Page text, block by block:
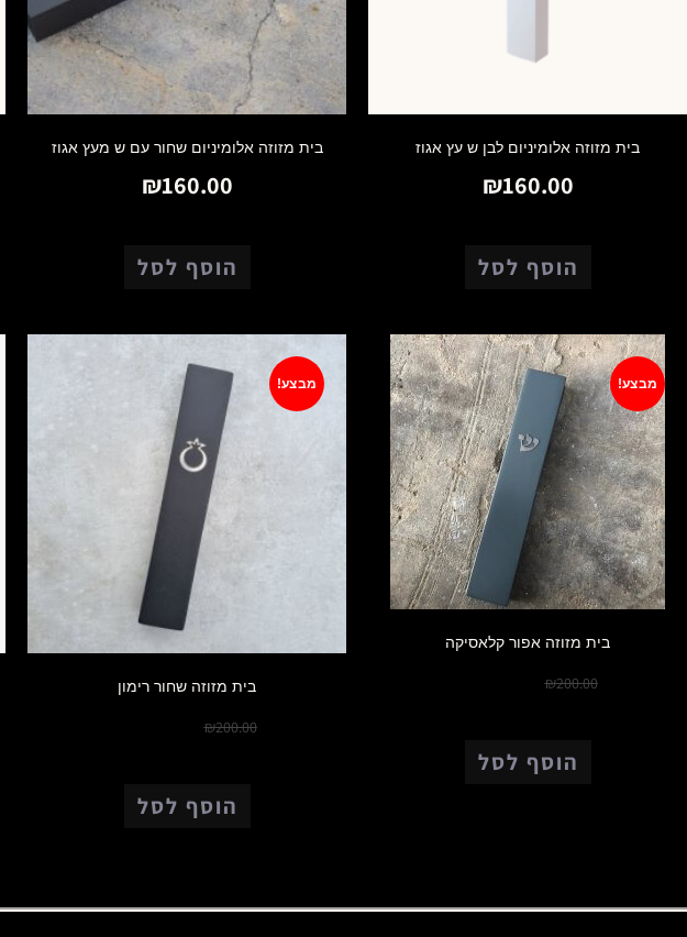
בית מזוזה אלומיניום לבן ש עץ אגוז
₪160.00
הוסף לסל
בית מזוזה אלומיניום שחור עם ש מעץ אגוז
₪160.00
הוסף לסל
מבצע!
בית מזוזה אפור קלאסיקה
₪200.00
הוסף לסל
מבצע!
בית מזוזה שחור רימון
₪200.00
הוסף לסל